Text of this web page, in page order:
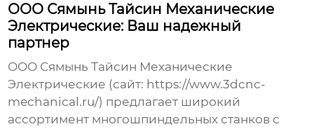
ООО Сямынь Тайсин Механические
Электрические: Ваш надежный
партнер
ООО Сямынь Тайсин Механические
Электрические (сайт: https://www.3dcnc-
mechanical.ru/) предлагает широкий
ассортимент многошпиндельных станков с